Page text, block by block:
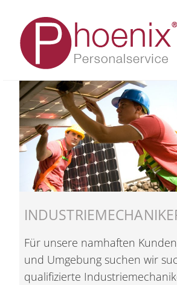
content
Für unsere namhaften
und Umgebung suchen wir
qualifizierte